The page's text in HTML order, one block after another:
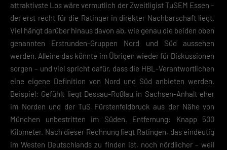
attraktivste Los wäre vermutlich der Zweitligist TuSEM Essen –
der erst recht für die Ratinger in direkter Nachbarschaft liegt.
Viel hängt darüber hinaus davon ab, wie genau die beiden oben
genannten Erstrunden-Gruppen Nord und Süd aussehen
werden. Alleine das könnte im Übrigen wieder für Diskussionen
sorgen – und viel spricht dafür, dass die HBL-Verantwortlichen
eine eigene Definition von Nord und Süd anbieten werden.
Beispiel: Gefühlt liegt Dessau-Roßlau in Sachsen-Anhalt eher
im Norden und der TuS Fürstenfeldbruck aus der Nähe von
München unbestritten im Süden. Entfernung: Knapp 500
Kilometer. Nach dieser Rechnung liegt Ratingen, das eindeutig
im Westen Deutschlands zu finden ist, noch nördlicher – weil
Zurück
Datenschutzeinstellungen
Essenziell (2)
Essenzielle Cookies ermöglichen grundlegende Funktionen und sind für die
einwandfreie Funktion der Website erforderlich.
Cookie-Informationen anzeigen
Datenschutzerklärung